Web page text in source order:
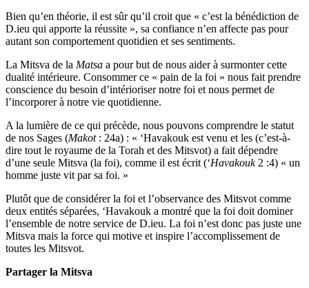
Bien qu’en théorie, il est sûr qu’il croit que « c’est la bénédiction de
D.ieu qui apporte la réussite », sa confiance n’en affecte pas pour
autant son comportement quotidien et ses sentiments.
La Mitsva de la Matsa a pour but de nous aider à surmonter cette
dualité intérieure. Consommer ce « pain de la foi » nous fait prendre
conscience du besoin d’intérioriser notre foi et nous permet de
l’incorporer à notre vie quotidienne.
A la lumière de ce qui précède, nous pouvons comprendre le statut
de nos Sages (Makot : 24a) : « ‘Havakouk est venu et les (c’est-à-
dire tout le royaume de la Torah et des Mitsvot) a fait dépendre
d’une seule Mitsva (la foi), comme il est écrit (‘Havakouk2 :4) « un
homme juste vit par sa foi. »
Plutôt que de considérer la foi et l’observance des Mitsvot comme
deux entités séparées, ‘Havakouk a montré que la foi doit dominer
l’ensemble de notre service de D.ieu. La foi n’est donc pas juste une
Mitsva mais la force qui motive et inspire l’accomplissement de
toutes les Mitsvot.
Partager la Mitsva